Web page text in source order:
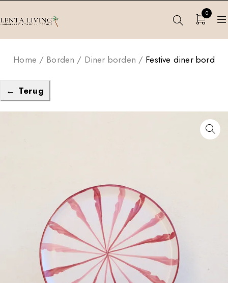
0
Home / Borden / Diner borden / Festive diner bord
← Terug